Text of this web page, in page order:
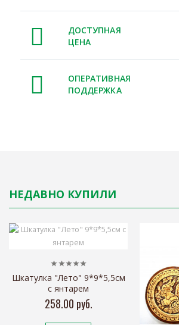
ДОСТУПНАЯ
ЦЕНА
ОПЕРАТИВНАЯ
ПОДДЕРЖКА
НЕДАВНО КУПИЛИ
Шкатулка "Лето" 9*9*5,5см
с янтарем
258.00 руб.